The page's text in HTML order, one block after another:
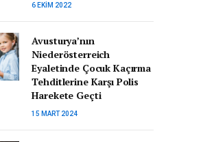
6 EKIM 2022
Avusturya’nın
Niederösterreich
Eyaletinde Çocuk Kaçırma
Tehditlerine Karşı Polis
Harekete Geçti
15 MART 2024